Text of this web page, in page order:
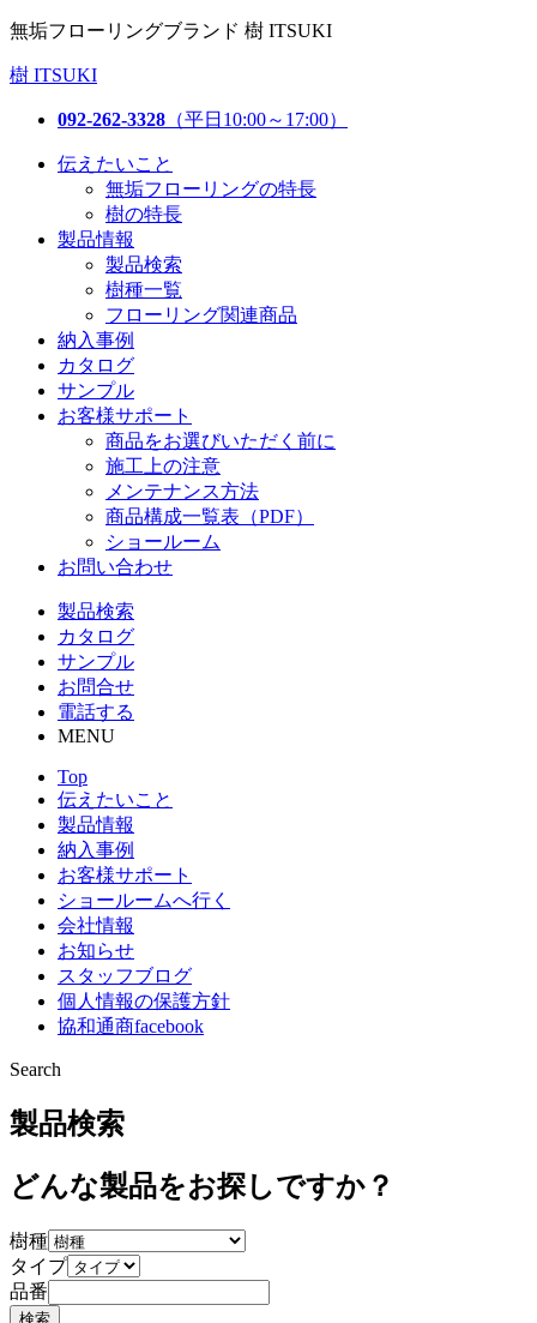
無垢フローリングブランド 樹 ITSUKI
樹 ITSUKI
092-262-3328 （平日10:00～17:00）
伝えたいこと
無垢フローリングの特長
樹の特長
製品情報
製品検索
樹種一覧
フローリング関連商品
納入事例
カタログ
サンプル
お客様サポート
商品をお選びいただく前に
施工上の注意
メンテナンス方法
商品構成一覧表（PDF）
ショールーム
お問い合わせ
製品検索
カタログ
サンプル
お問合せ
電話する
MENU
Top
伝えたいこと
製品情報
納入事例
お客様サポート
ショールームへ行く
会社情報
お知らせ
スタッフブログ
個人情報の保護方針
協和通商facebook
Search
製品検索
どんな製品をお探しですか？
樹種
タイプ
品番